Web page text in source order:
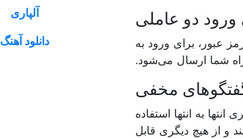
عبور، برای ورود به
شما ارسال می‌شود.
به انتها استفاده
و از هیچ دیگری قابل
آلپاری
دانلود آهنگ